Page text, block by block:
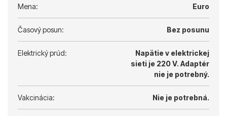
Mena: Euro
Časový posun: Bez posunu
Elektrický prúd:
Napätie v elektrickej
sieti je 220 V. Adaptér
nie je potrebný.
Vakcinácia: Nie je potrebná.